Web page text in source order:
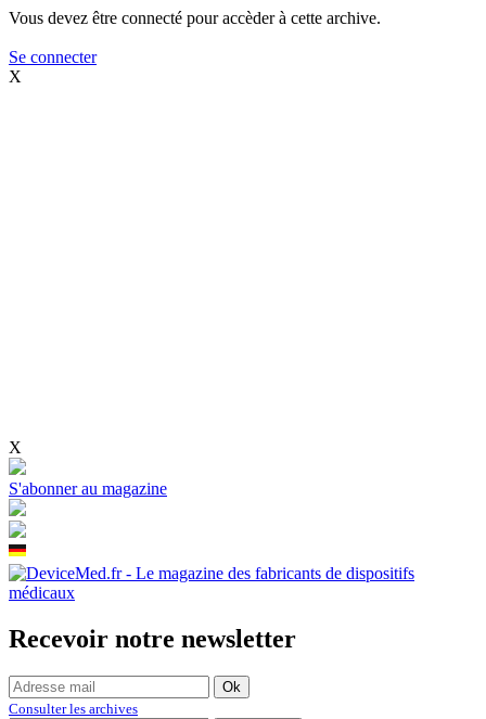
Vous devez être connecté pour accèder à cette archive.
Se connecter
X
X
S'abonner au magazine
Recevoir notre newsletter
Consulter les archives